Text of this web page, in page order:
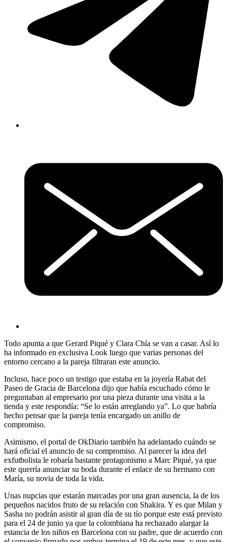
Todo apunta a que Gerard Piqué y Clara Chía se van a casar. Así lo
ha informado en exclusiva Look luego que varias personas del
entorno cercano a la pareja filtraran este anuncio.
Incluso, hace poco un testigo que estaba en la joyería Rabat del
Paseo de Gracia de Barcelona dijo que había escuchado cómo le
preguntaban al empresario por una pieza durante una visita a la
tienda y este respondía: “Se lo están arreglando ya”. Lo que habría
hecho pensar que la pareja tenía encargado un anillo de
compromiso.
Asimismo, el portal de OkDiario también ha adelantado cuándo se
hará oficial el anuncio de su compromiso. Al parecer la idea del
exfutbolista le robaría bastante protagonismo a Marc Piqué, ya que
este querría anunciar su boda durante el enlace de su hermano con
María, su novia de toda la vida.
Unas nupcias que estarán marcadas por una gran ausencia, la de los
pequeños nacidos fruto de su relación con Shakira. Y es que Milan y
Sasha no podrán asistir al gran día de su tío porque este está previsto
para el 24 de junio ya que la colombiana ha rechazado alargar la
estancia de los niños en Barcelona con su padre, que de acuerdo con